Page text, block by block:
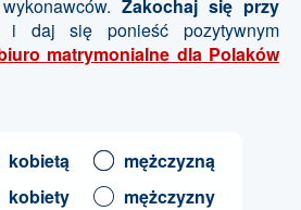
Zakochaj się przy
daj się ponieść pozytywnym
matrymonialne dla Polaków
kobietą
mężczyzną
kobiety
mężczyzny